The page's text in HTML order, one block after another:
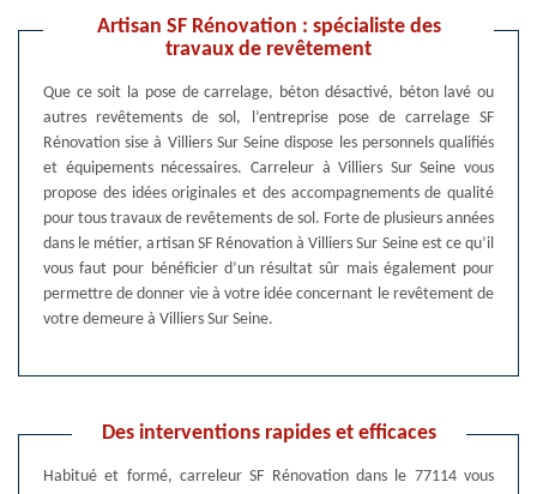
Artisan SF Rénovation : spécialiste des
travaux de revêtement
Que ce soit la pose de carrelage, béton désactivé, béton lavé ou
autres revêtements de sol, l’entreprise pose de carrelage SF
Rénovation sise à Villiers Sur Seine dispose les personnels qualifiés
et équipements nécessaires. Carreleur à Villiers Sur Seine vous
propose des idées originales et des accompagnements de qualité
pour tous travaux de revêtements de sol. Forte de plusieurs années
dans le métier, artisan SF Rénovation à Villiers Sur Seine est ce qu’il
vous faut pour bénéficier d’un résultat sûr mais également pour
permettre de donner vie à votre idée concernant le revêtement de
votre demeure à Villiers Sur Seine.
Des interventions rapides et efficaces
Habitué et formé, carreleur SF Rénovation dans le 77114 vous